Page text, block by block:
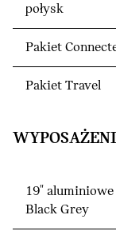
połysk
Pakiet
Pakiet Travel
19"
Black Grey